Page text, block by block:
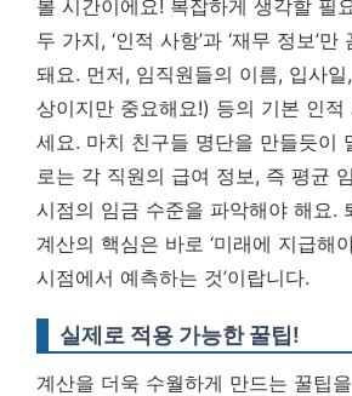
볼 시간이에요! 복잡하게 생각할 필
두 가지, ‘인적 사항’과 ‘재무 정보’
돼요. 먼저, 임직원들의 이름, 입사
상이지만 중요해요!) 등의 기본 인적
세요. 마치 친구들 명단을 만들듯이
로는 각 직원의 급여 정보, 즉 평균
시점의 임금 수준을 파악해야 해요.
계산의 핵심은 바로 ‘미래에 지급해
시점에서 예측하는 것’이랍니다.
실제로 적용 가능한 꿀팁!
계산을 더욱 수월하게 만드는 꿀팁